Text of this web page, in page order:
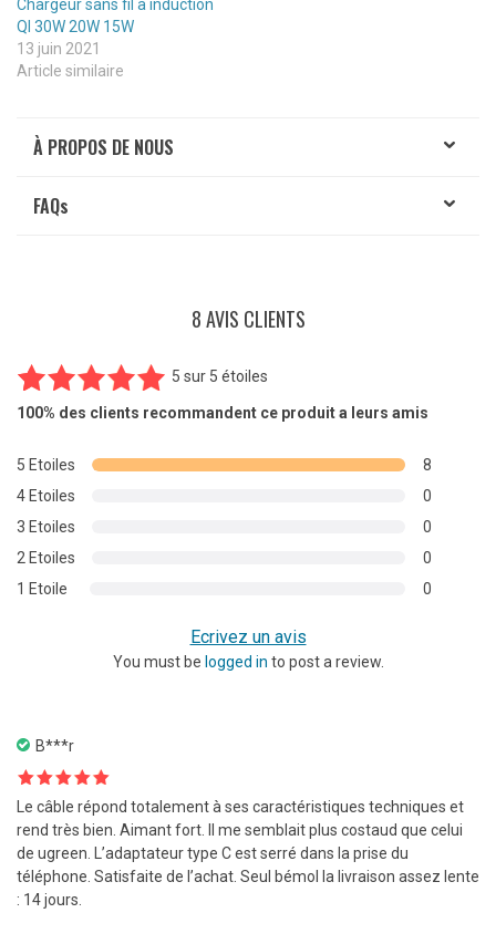
Chargeur sans fil à induction
QI 30W 20W 15W
13 juin 2021
Article similaire
À PROPOS DE NOUS
FAQs
8 AVIS CLIENTS
Noté5.00
basé sur
8
notations
client
5 sur 5 étoiles
100% des clients recommandent ce produit a leurs amis
5 Etoiles
8
4 Etoiles
0
3 Etoiles
0
2 Etoiles
0
1 Etoile
0
Ecrivez un avis
You must be logged in to post a review.
B***r
Note5 sur
5Le câble répond totalement à ses caractéristiques techniques et
rend très bien. Aimant fort. Il me semblait plus costaud que celui
de ugreen. L’adaptateur type C est serré dans la prise du
téléphone. Satisfaite de l’achat. Seul bémol la livraison assez lente
: 14 jours.